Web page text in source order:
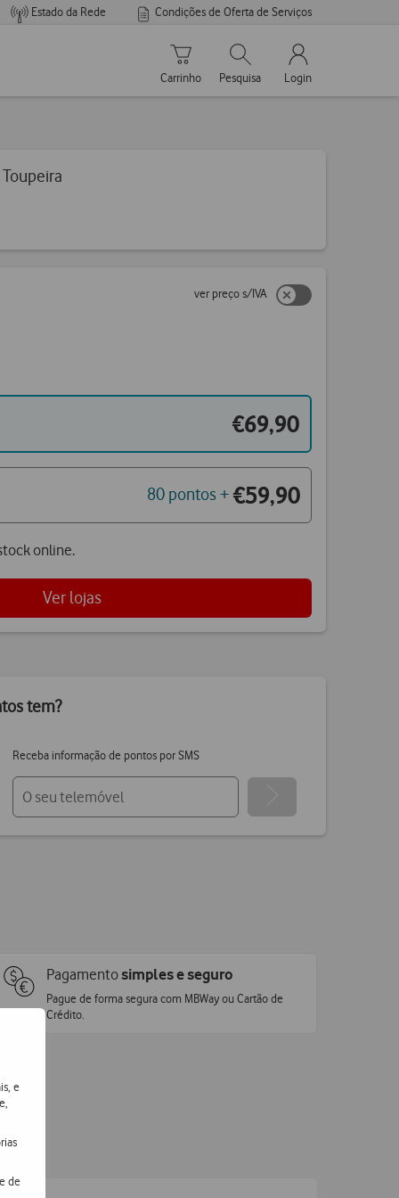
e
de
Estado da Rede Condições de Oferta de Serviços
Carrinho de compras
Carrinho
Pesquisar
Pesquisa
My Vodafone
Login
ver preço s/IVA
€69,90
80 pontos + €59,90
online.
Ver lojas
tem?
Receba informação de pontos por SMS
Pagamentosimples e seguro
Pague de forma segura com MBWay ou Cartão de
Crédito.